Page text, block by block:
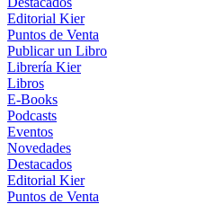
Editorial Kier
Puntos de Venta
Publicar un Libro
Librería Kier
Libros
E-Books
Podcasts
Eventos
Novedades
Destacados
Editorial Kier
Puntos de Venta